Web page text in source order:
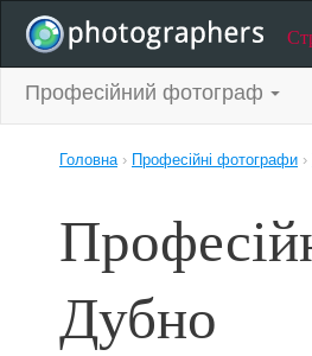
Професійний фотограф
Головна› Професійні фотографи ›
Дубно